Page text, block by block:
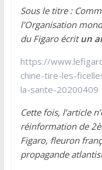
Sous le titre :
l’Organisation
du Figaro écritun
https://
chine-tire-les-
la-sante-20200409
Cette fois, l’article
réinformation de
Figaro, fleuron
propagande